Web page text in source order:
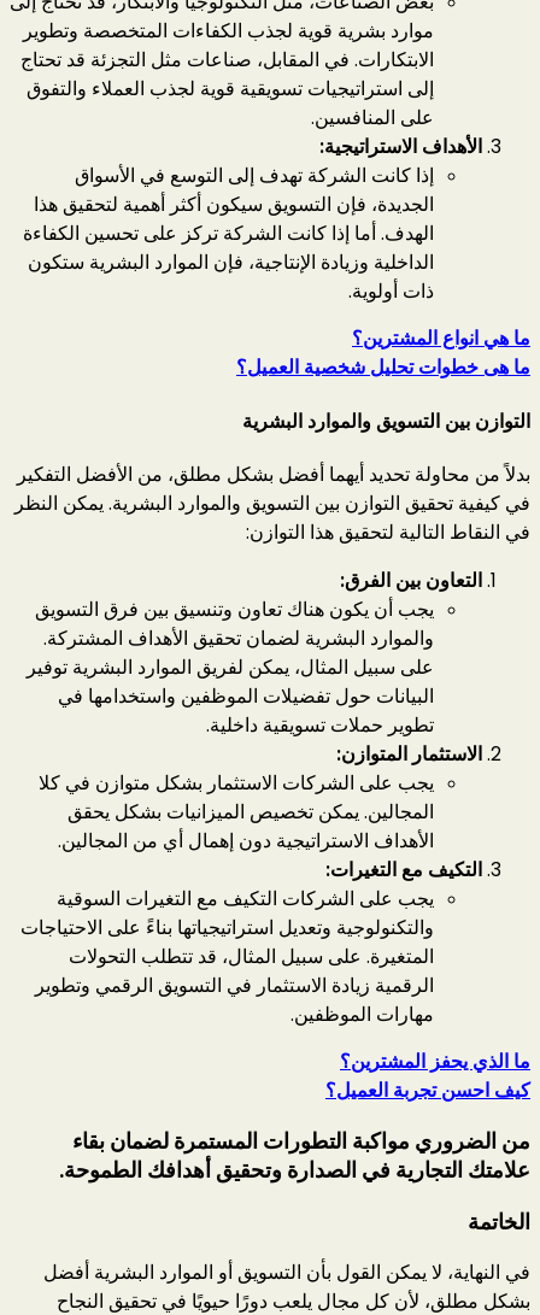
موارد بشرية قوية لجذب الكفاءات المتخصصة وتطوير
الابتكارات. في المقابل، صناعات مثل التجزئة قد تحتاج
إلى استراتيجيات تسويقية قوية لجذب العملاء والتفوق
على المنافسين.
الأهداف الاستراتيجية:
إذا كانت الشركة تهدف إلى التوسع في الأسواق
الجديدة، فإن التسويق سيكون أكثر أهمية لتحقيق هذا
الهدف. أما إذا كانت الشركة تركز على تحسين الكفاءة
الداخلية وزيادة الإنتاجية، فإن الموارد البشرية ستكون
ذات أولوية.
ما هي انواع المشترين؟
ما هى خطوات تحليل شخصية العميل؟
التوازن بين التسويق والموارد البشرية
بدلاً من محاولة تحديد أيهما أفضل بشكل مطلق، من الأفضل التفكير
في كيفية تحقيق التوازن بين التسويق والموارد البشرية. يمكن النظر
في النقاط التالية لتحقيق هذا التوازن:
التعاون بين الفرق:
يجب أن يكون هناك تعاون وتنسيق بين فرق التسويق
والموارد البشرية لضمان تحقيق الأهداف المشتركة.
على سبيل المثال، يمكن لفريق الموارد البشرية توفير
البيانات حول تفضيلات الموظفين واستخدامها في
تطوير حملات تسويقية داخلية.
الاستثمار المتوازن:
يجب على الشركات الاستثمار بشكل متوازن في كلا
المجالين. يمكن تخصيص الميزانيات بشكل يحقق
الأهداف الاستراتيجية دون إهمال أي من المجالين.
التكيف مع التغيرات:
يجب على الشركات التكيف مع التغيرات السوقية
والتكنولوجية وتعديل استراتيجياتها بناءً على الاحتياجات
المتغيرة. على سبيل المثال، قد تتطلب التحولات
الرقمية زيادة الاستثمار في التسويق الرقمي وتطوير
مهارات الموظفين.
ما الذي يحفز المشترين؟
كيف احسن تجربة العميل؟
من الضروري مواكبة التطورات المستمرة لضمان بقاء
علامتك التجارية في الصدارة وتحقيق أهدافك الطموحة.
الخاتمة
في النهاية، لا يمكن القول بأن التسويق أو الموارد البشرية أفضل
بشكل مطلق، لأن كل مجال يلعب دورًا حيويًا في تحقيق النجاح